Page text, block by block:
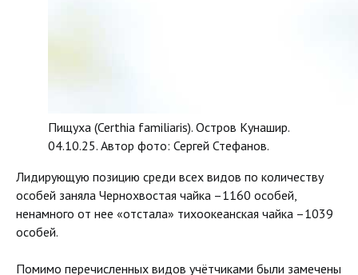
Пищуха (Certhia familiaris). Остров Кунашир.
04.10.25. Автор фото: Сергей Стефанов.
Лидирующую позицию среди всех видов по количеству
особей заняла Чернохвостая чайка –1160 особей,
ненамного от нее «отстала» тихоокеанская чайка –1039
особей.
Помимо перечисленных видов учётчиками были замечены